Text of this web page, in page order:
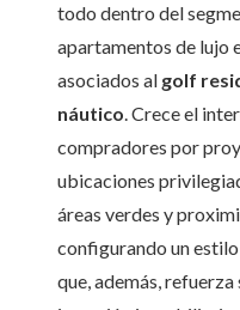
todo dentro del
apartamentos de lujo
asociados al golf
náutico. Crece el
compradores por
ubicaciones
áreas verdes y
configurando un
que, además,